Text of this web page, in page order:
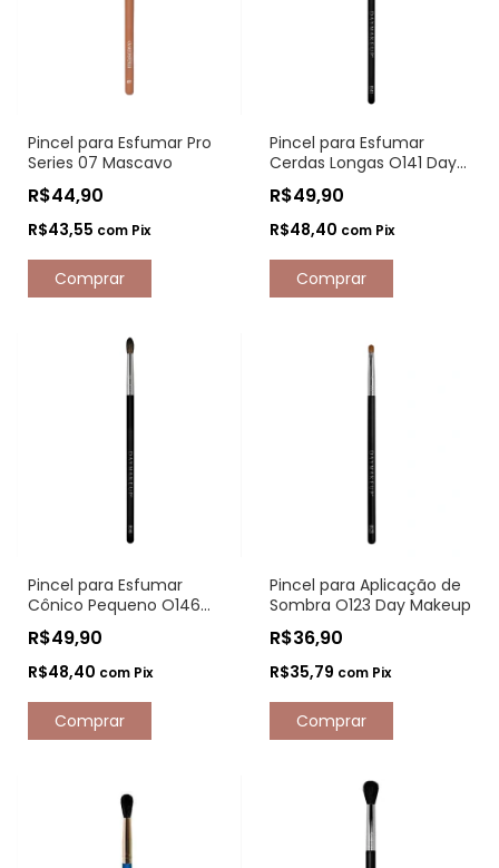
Pincel para Esfumar Pro
Series 07 Mascavo
R$44,90
R$43,55 com Pix
Pincel para Esfumar
Cerdas Longas O141 Day
Makeup
R$49,90
R$48,40 com Pix
Pincel para Esfumar
Cônico Pequeno O146
Day Makeup
R$49,90
R$48,40 com Pix
Pincel para Aplicação de
Sombra O123 Day Makeup
R$36,90
R$35,79 com Pix